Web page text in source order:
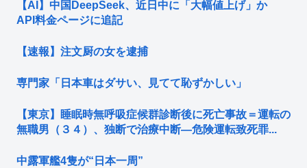
【AI】中国DeepSeek、近日中に「大幅値上げ」か
API料金ページに追記
【速報】注文厨の女を逮捕
専門家「日本車はダサい、見てて恥ずかしい」
【東京】睡眠時無呼吸症候群診断後に死亡事故＝運転の
無職男（３４）、独断で治療中断―危険運転致死罪...
中露軍艦4隻が“日本一周”